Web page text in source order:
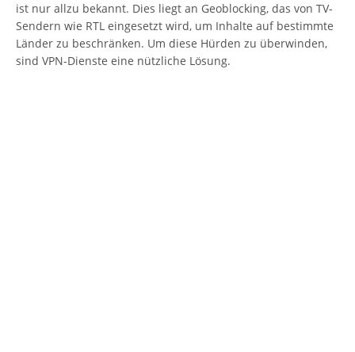
ist nur allzu bekannt. Dies liegt an Geoblocking, das von TV-
Sendern wie RTL eingesetzt wird, um Inhalte auf bestimmte
Länder zu beschränken. Um diese Hürden zu überwinden,
sind VPN-Dienste eine nützliche Lösung.